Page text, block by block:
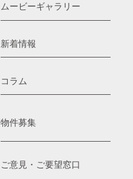
ムービーギャラリー
新着情報
コラム
物件募集
ご意見・ご要望窓口